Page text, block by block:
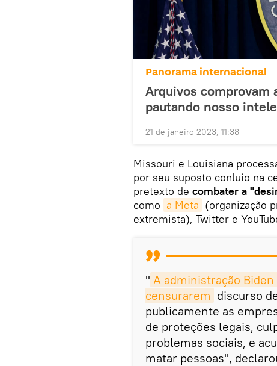
Panorama internacional
Arquivos comprovam
pautando nosso
21 de janeiro 2023, 11:38
Missouri e Louisiana
por seu suposto conluio na
pretexto de combater a
como a Meta (organização
extremista), Twitter e
" A administração
censurarem discurso
publicamente as
de proteções legais,
problemas sociais, e
matar pessoas",